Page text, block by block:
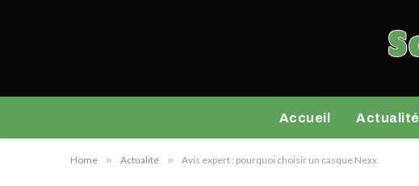
Accueil Actualité
Home » Actualité » Avis expert : pourquoi choisir un casque Nexx